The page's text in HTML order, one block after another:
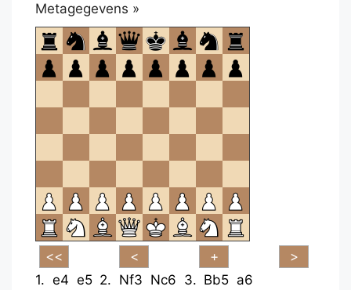
Metagegevens »
om
te
openen.
1. e4 e5 2. Nf3 Nc6 3. Bb5 a6